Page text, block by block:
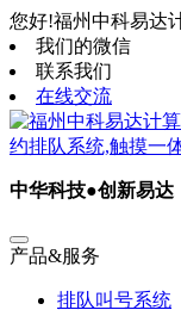
您好!福州中科易达
我们的微信
联系我们
在线交流
中华科技●创新易达
产品&服务
排队叫号系统